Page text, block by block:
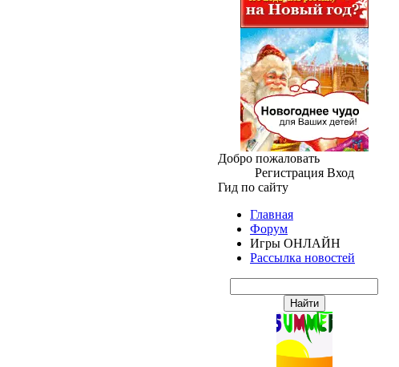
Добро пожаловать
Регистрация Вход
Гид по сайту
Главная
Форум
Игры ОНЛАЙН
Рассылка новостей